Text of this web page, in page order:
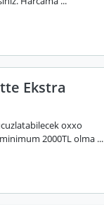
Ekstra
oxxo
2000TL olma ...